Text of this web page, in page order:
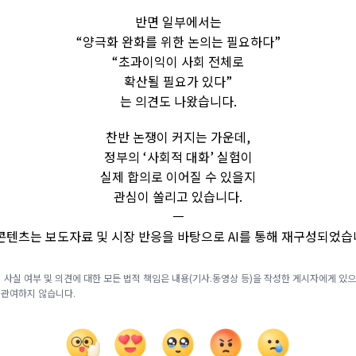
반면 일부에서는
“양극화 완화를 위한 논의는 필요하다”
“초과이익이 사회 전체로
확산될 필요가 있다”
는 의견도 나왔습니다.
찬반 논쟁이 커지는 가운데,
정부의 ‘사회적 대화’ 실험이
실제 합의로 이어질 수 있을지
관심이 쏠리고 있습니다.
ㅡ
텐츠는 보도자료 및 시장 반응을 바탕으로 AI를 통해 재구성되었
실 여부 및 의견에 대한 모든 법적 책임은 내용(기사.동영상 등)을 작성한 게시자에게 있
여하지 않습니다.